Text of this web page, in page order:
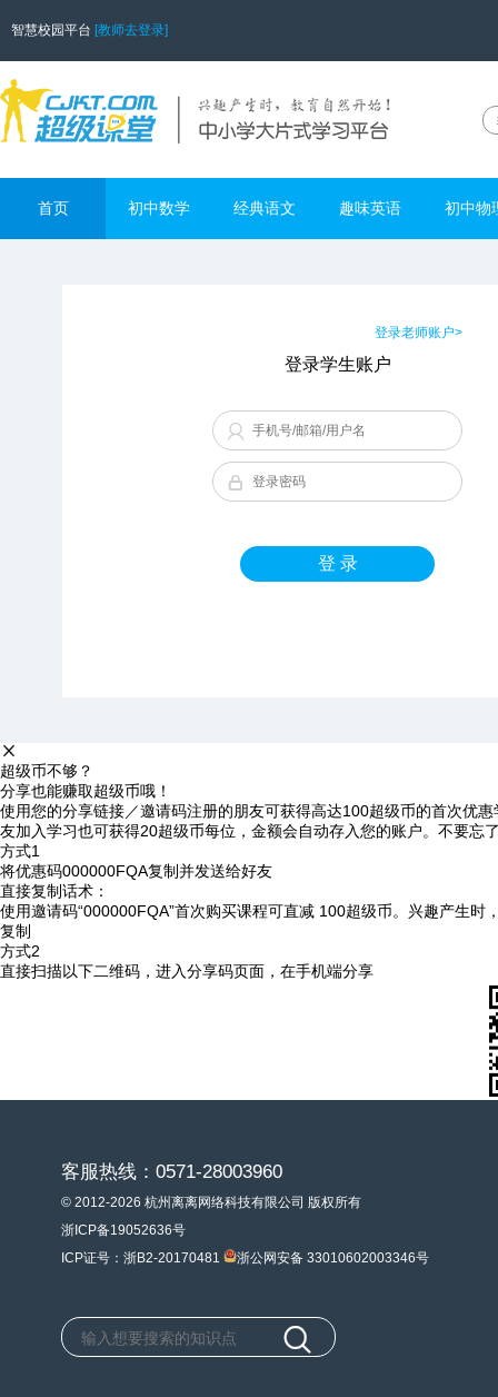
智慧校园平台 [教师去登录]
首页 初中数学 经典语文 趣味英语 初中物
登录老师账户>
登录学生账户
登 录
超级币不够？
分享也能赚取超级币哦！
使用您的分享链接／邀请码注册的朋友可获得高达100超级币的首次优
友加入学习也可获得20超级币每位，金额会自动存入您的账户。不要忘
方式1
将优惠码000000FQA复制并发送给好友
直接复制话术：
使用邀请码“000000FQA”首次购买课程可直减 100超级币。兴趣产生时
复制
方式2
直接扫描以下二维码，进入分享码页面，在手机端分享
客服热线：0571-28003960
© 2012-2026 杭州离离网络科技有限公司 版权所有
浙ICP备19052636号
ICP证号：浙B2-20170481
浙公网安备 33010602003346号